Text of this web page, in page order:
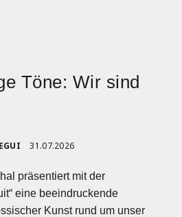
Töne: Wir sind
31.07.2026
präsentiert mit der
eine beeindruckende
Kunst rund um unser